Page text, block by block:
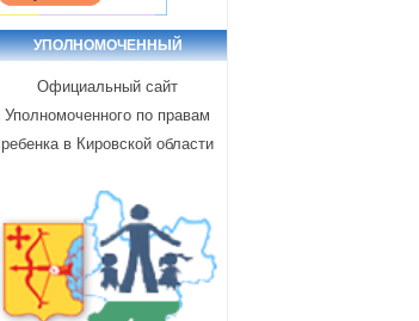
УПОЛНОМОЧЕННЫЙ
Официальный сайт
Уполномоченного по правам
ребенка в Кировской области